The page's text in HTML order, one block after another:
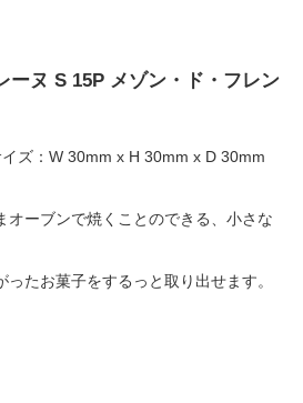
ーヌ S 15P メゾン・ド・フレン
ズ：W 30mm x H 30mm x D 30mm
オーブンで焼くことのできる、小さな
たお菓子をするっと取り出せます。